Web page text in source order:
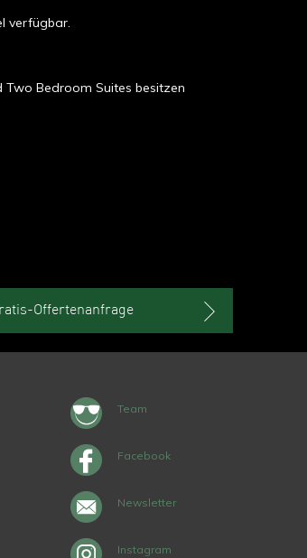
verfügbar.
Two Bedroom Suites besitzen
Offertenanfrage
Team
Facebook
Newsletter
Instagram